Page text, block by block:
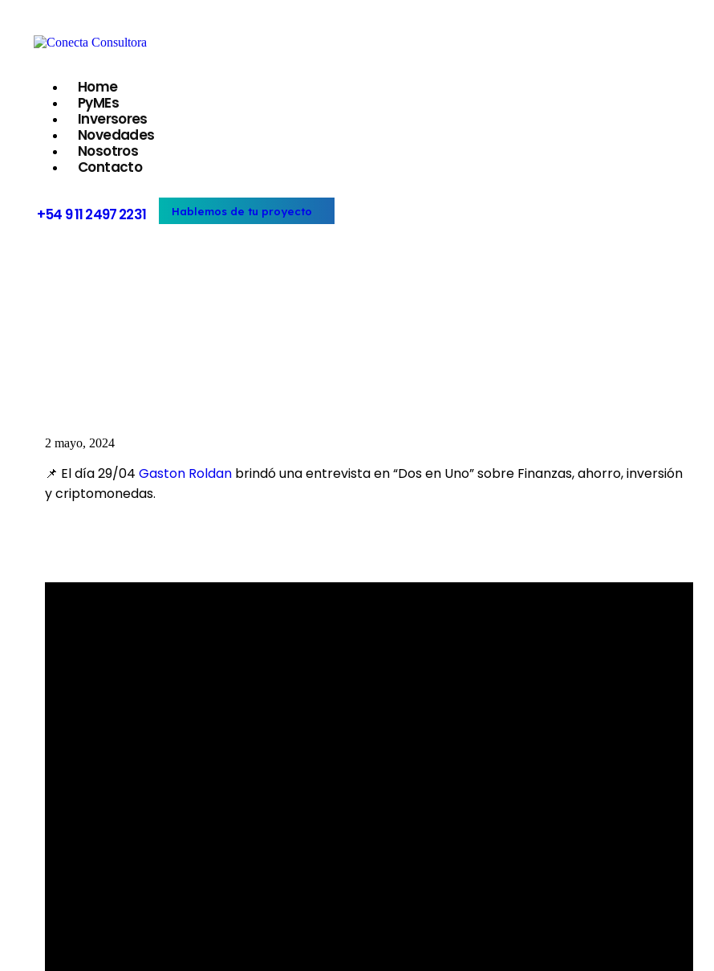
Home
PyMEs
Inversores
Novedades
Nosotros
Contacto
+54 9 11 2497 2231 Hablemos de tu proyecto
2 mayo, 2024
📌 El día 29/04 Gaston Roldan brindó una entrevista en “Dos en Uno” sobre Finanzas, ahorro, inversión
y criptomonedas.